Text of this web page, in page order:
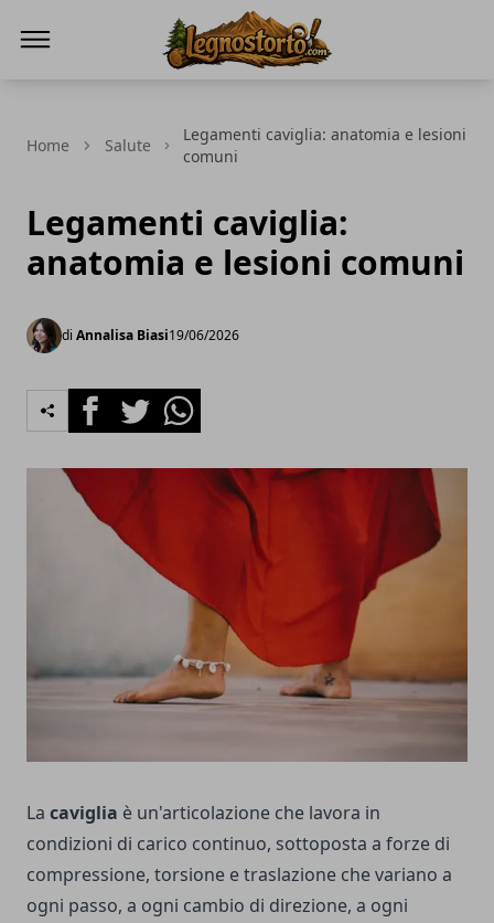
Home Salute
Legamenti caviglia: anatomia e lesioni
comuni
Legamenti caviglia:
anatomia e lesioni comuni
di Annalisa Biasi19/06/2026
FacebookTwitterWhatsapp
La caviglia è un'articolazione che lavora in
condizioni di carico continuo, sottoposta a forze di
compressione, torsione e traslazione che variano a
ogni passo, a ogni cambio di direzione, a ogni